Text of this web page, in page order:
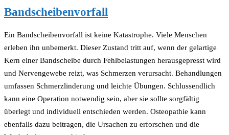
Bandscheibenvorfall
Ein Bandscheibenvorfall ist keine Katastrophe. Viele Menschen
erleben ihn unbemerkt. Dieser Zustand tritt auf, wenn der gelartige
Kern einer Bandscheibe durch Fehlbelastungen herausgepresst wird
und Nervengewebe reizt, was Schmerzen verursacht. Behandlungen
umfassen Schmerzlinderung und leichte Übungen. Schlussendlich
kann eine Operation notwendig sein, aber sie sollte sorgfältig
überlegt und individuell entschieden werden. Osteopathie kann
ebenfalls dazu beitragen, die Ursachen zu erforschen und die